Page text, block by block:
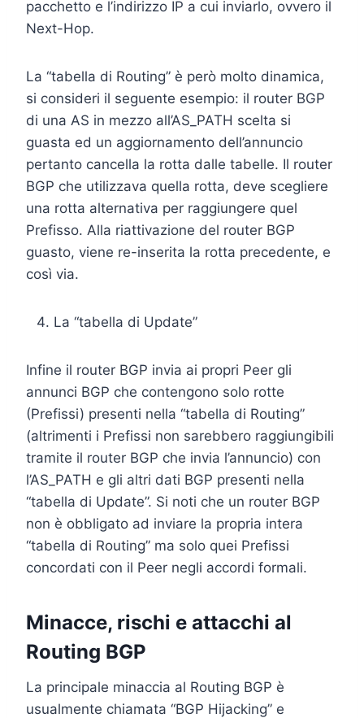
pacchetto e l’indirizzo IP a cui inviarlo, ovvero il
Next-Hop.
La “tabella di Routing” è però molto dinamica,
si consideri il seguente esempio: il router BGP
di una AS in mezzo all’AS_PATH scelta si
guasta ed un aggiornamento dell’annuncio
pertanto cancella la rotta dalle tabelle. Il router
BGP che utilizzava quella rotta, deve scegliere
una rotta alternativa per raggiungere quel
Prefisso. Alla riattivazione del router BGP
guasto, viene re-inserita la rotta precedente, e
così via.
La “tabella di Update”
Infine il router BGP invia ai propri Peer gli
annunci BGP che contengono solo rotte
(Prefissi) presenti nella “tabella di Routing”
(altrimenti i Prefissi non sarebbero raggiungibili
tramite il router BGP che invia l’annuncio) con
l’AS_PATH e gli altri dati BGP presenti nella
“tabella di Update”. Si noti che un router BGP
non è obbligato ad inviare la propria intera
“tabella di Routing” ma solo quei Prefissi
concordati con il Peer negli accordi formali.
Minacce, rischi e attacchi al
Routing BGP
La principale minaccia al Routing BGP è
usualmente chiamata “BGP Hijacking” e